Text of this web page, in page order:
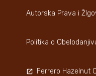
Autorska Prava i
Politika o
Ferrero Hazelnut